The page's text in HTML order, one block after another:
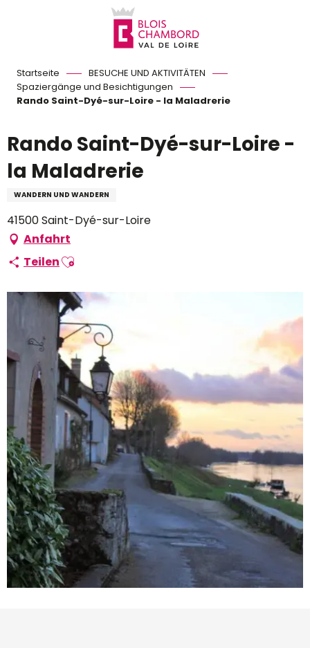
Startseite
BESUCHE UND AKTIVITÄTEN
Spaziergänge und Besichtigungen
Rando Saint-Dyé-sur-Loire - la Maladrerie
Rando Saint-Dyé-sur-Loire -
la Maladrerie
WANDERN UND WANDERN
41500 Saint-Dyé-sur-Loire
Anfahrt
TeilenAjouter aux favoris